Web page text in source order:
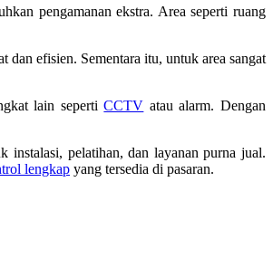
pengamanan ekstra. Area seperti ruang
efisien. Sementara itu, untuk area sangat
lain sepertiCCTV atau alarm. Dengan
instalasi, pelatihan, dan layanan purna jual.
lengkap yang tersedia di pasaran.